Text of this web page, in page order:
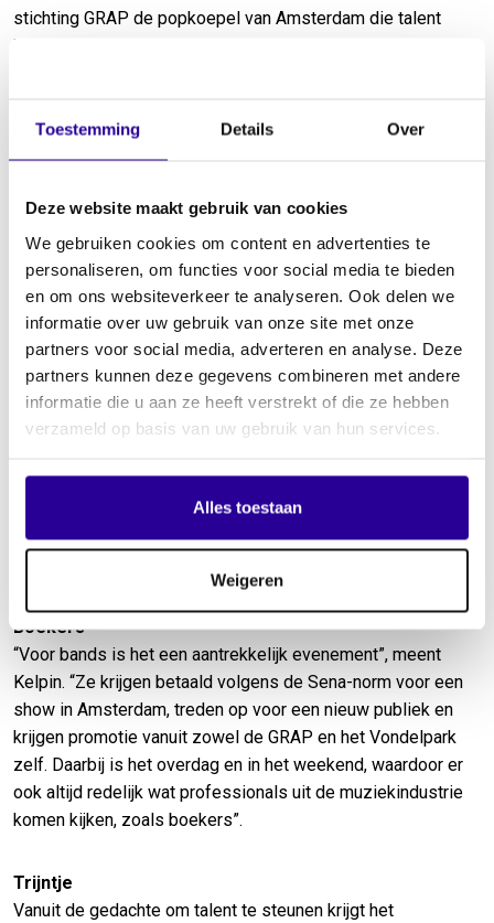
Toestemming Details Over
Deze website maakt gebruik van cookies
We gebruiken cookies om content en advertenties te
personaliseren, om functies voor social media te bieden
en om ons websiteverkeer te analyseren. Ook delen we
informatie over uw gebruik van onze site met onze
partners voor social media, adverteren en analyse. Deze
partners kunnen deze gegevens combineren met andere
informatie die u aan ze heeft verstrekt of die ze hebben
verzameld op basis van uw gebruik van hun services.
Alles toestaan
Weigeren
stichting GRAP de popkoepel van Amsterdam die talent
helpt en begeleidt bij het bouwen van muzikale carrières en
festivals biedt GRAP nieuw talent een podium, zoals bij
Buitenspelen voor de GRAP.
"Zonder de toelage zouden de
acts niet meedoen of teruggaan
naar een vergoeding van
honderd of tweehonderd euro
per optreden. Dat willen we
niet, we staan voor een
fatsoenlijke betaling."
Boekers
“Voor bands is het een aantrekkelijk evenement”, meent
Kelpin. “Ze krijgen betaald volgens de Sena-norm voor een
show in Amsterdam, treden op voor een nieuw publiek en
krijgen promotie vanuit zowel de GRAP en het Vondelpark
zelf. Daarbij is het overdag en in het weekend, waardoor er
ook altijd redelijk wat professionals uit de muziekindustrie
komen kijken, zoals boekers”.
Trijntje
Vanuit de gedachte om talent te steunen krijgt het